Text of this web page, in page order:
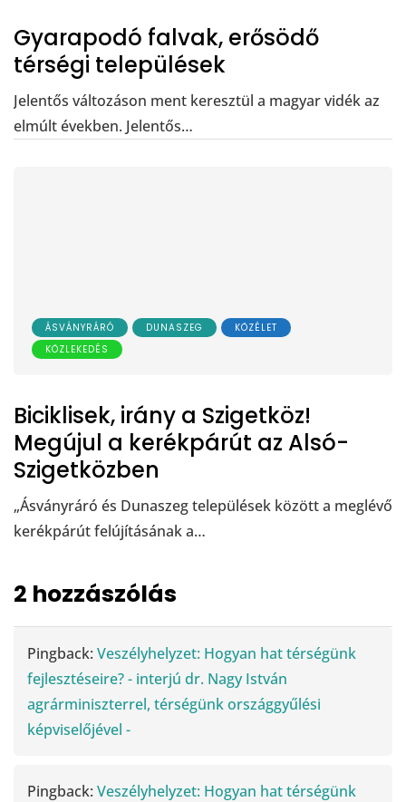
Gyarapodó falvak, erősödő
térségi települések
Jelentős változáson ment keresztül a magyar vidék az
elmúlt években. Jelentős…
ÁSVÁNYRÁRÓ DUNASZEG
KÖZÉLET
KÖZLEKEDÉS
Biciklisek, irány a Szigetköz!
Megújul a kerékpárút az Alsó-
Szigetközben
„Ásványráró és Dunaszeg települések között a meglévő
kerékpárút felújításának a…
2 hozzászólás
Pingback: Veszélyhelyzet: Hogyan hat térségünk
fejlesztéseire? - interjú dr. Nagy István
agrárminiszterrel, térségünk országgyűlési
képviselőjével -
Pingback: Veszélyhelyzet: Hogyan hat térségünk